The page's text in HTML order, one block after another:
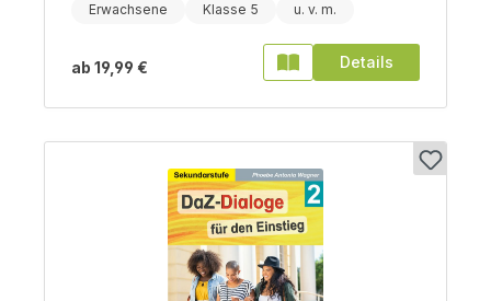
Erwachsene Klasse 5
ab 19,99 € Details